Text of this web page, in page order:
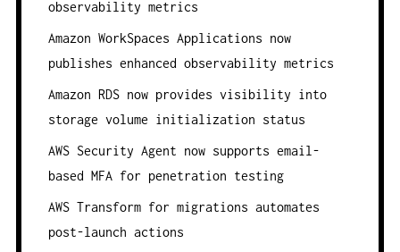
observability metrics
Amazon WorkSpaces Applications now
publishes enhanced observability metrics
Amazon RDS now provides visibility into
storage volume initialization status
AWS Security Agent now supports email-
based MFA for penetration testing
AWS Transform for migrations automates
post-launch actions